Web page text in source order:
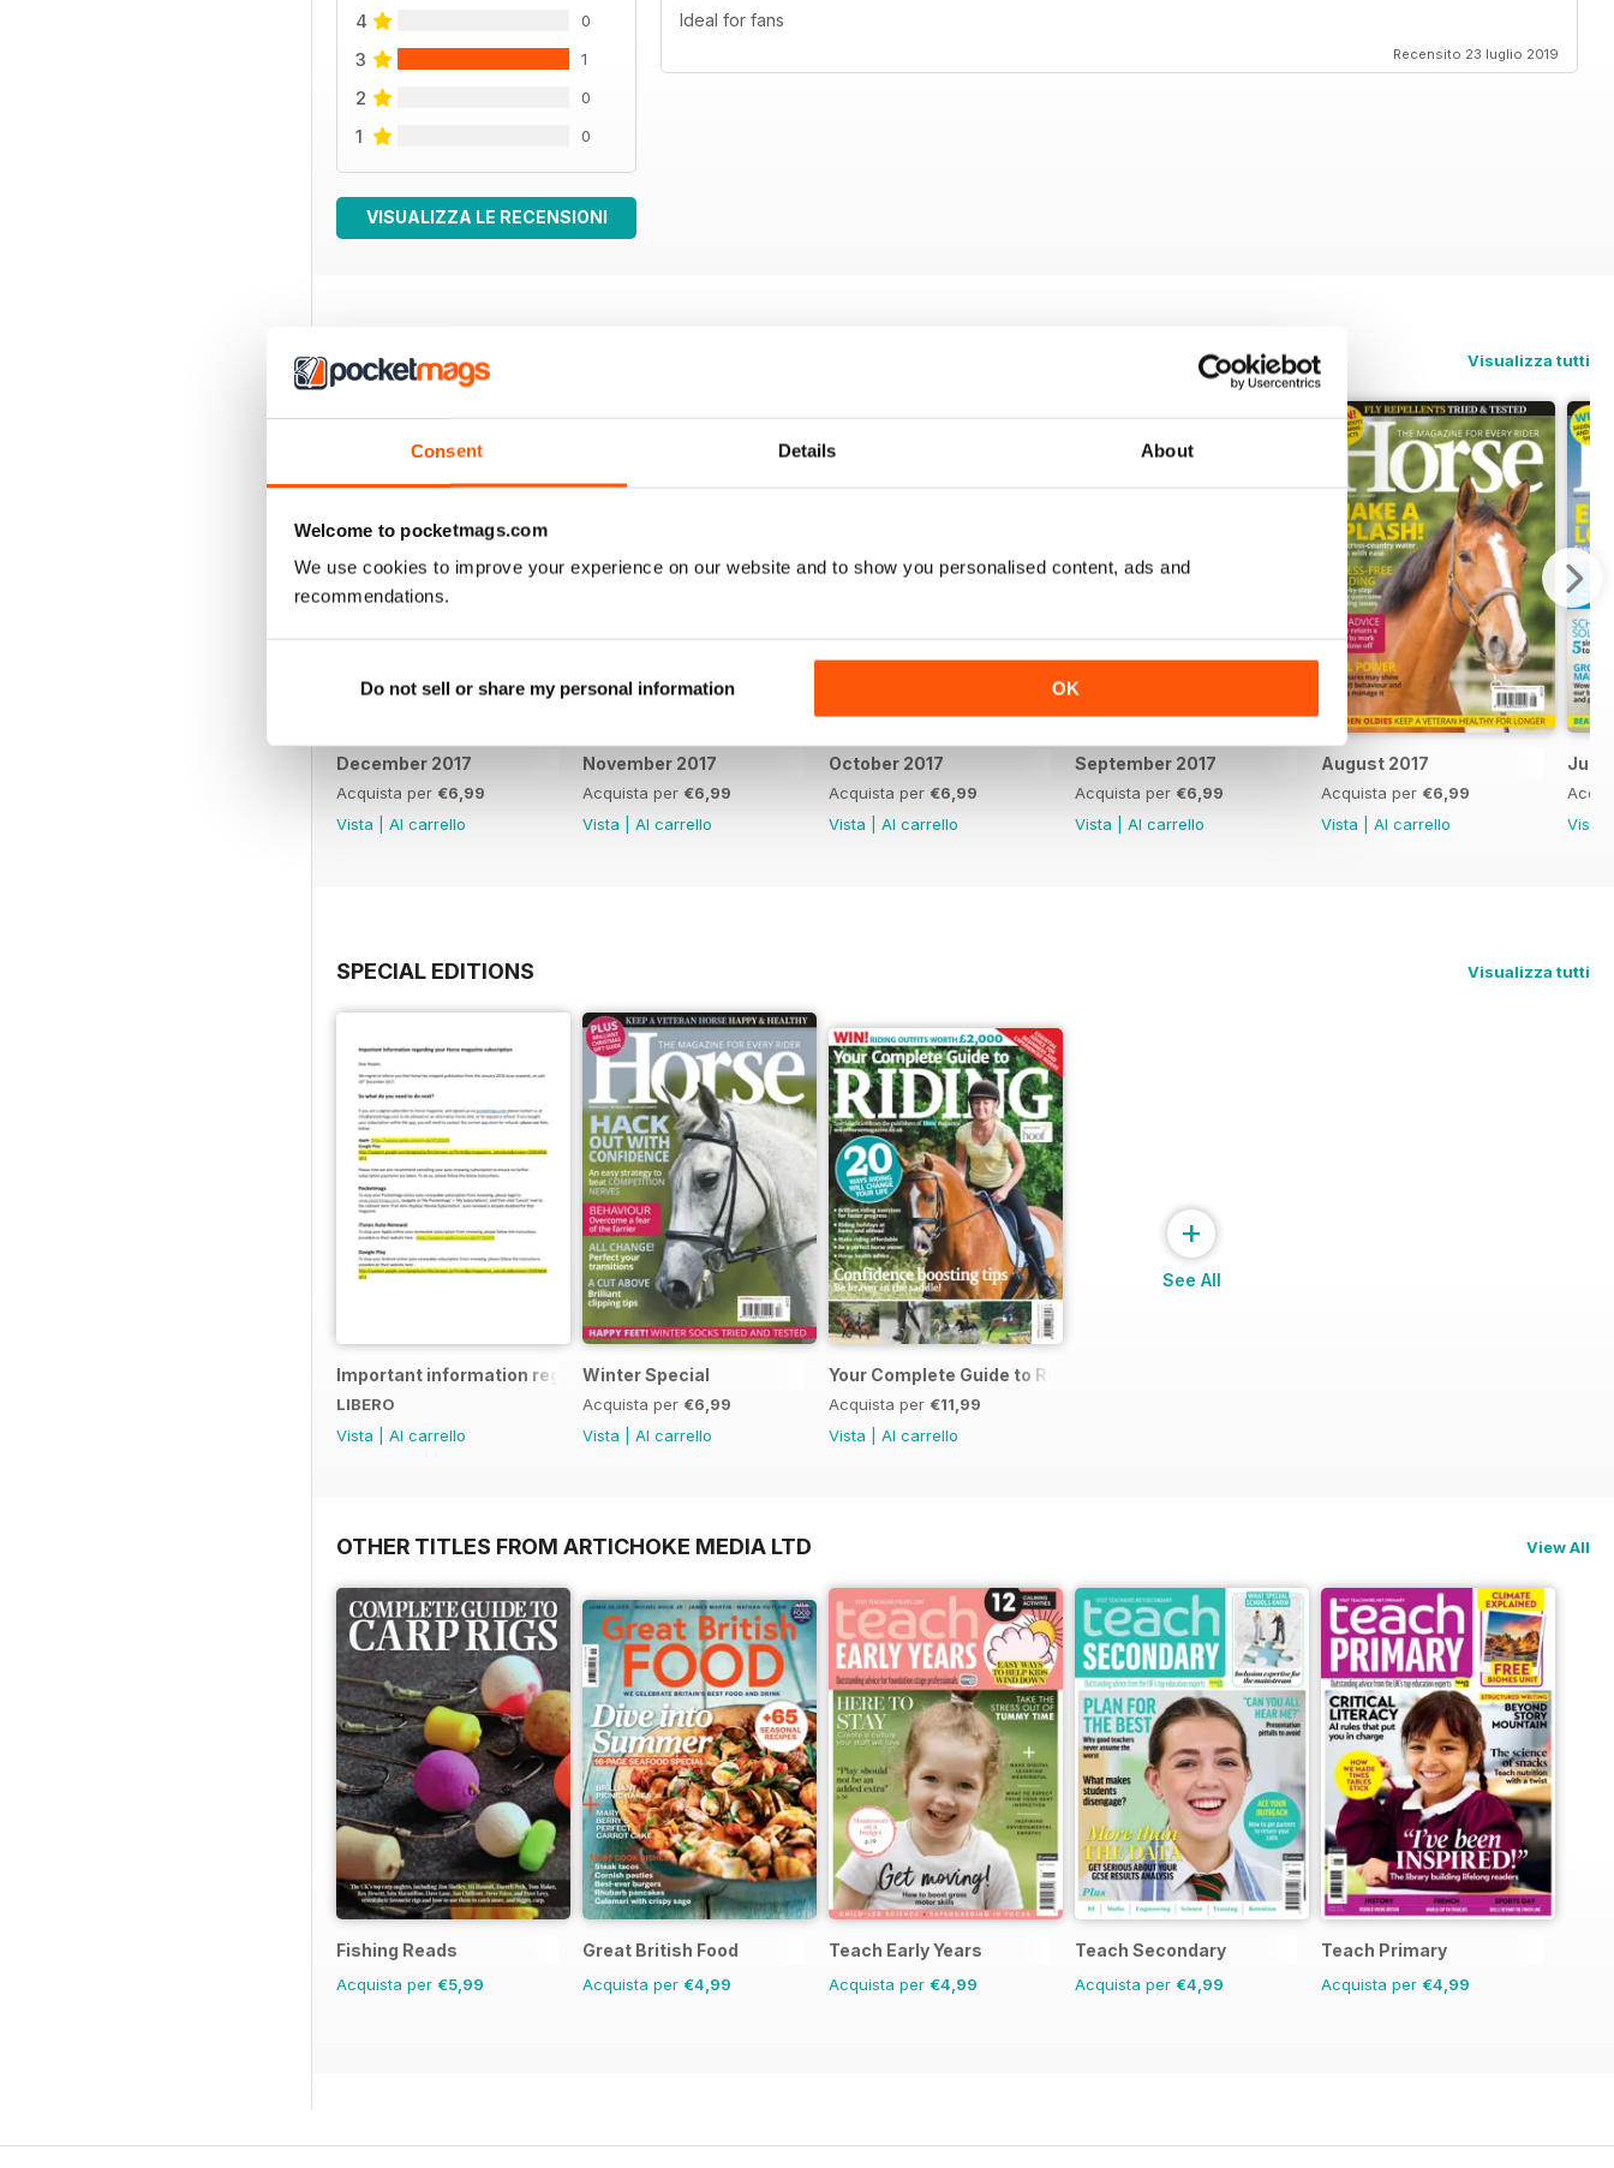
Consent Details About
Welcome to pocketmags.com
We use cookies to improve your experience on our website and to show you personalised content, ads and
recommendations.
Do not sell or share my personal information OK
4 0
3 1
2 0
1 0
VISUALIZZA LE RECENSIONI
Ideal for fans
Recensito 23 luglio 2019
EDIZIONI INDIETRO Visualizza tutti
December 2017
Acquista per €6,99
Vista
Al carrello
November 2017
Acquista per €6,99
Vista
Al carrello
October 2017
Acquista per €6,99
Vista
Al carrello
September 2017
Acquista per €6,99
Vista
Al carrello
August 2017
Acquista per €6,99
Vista
Al carrello
July
Vista
SPECIAL EDITIONS Visualizza tutti
Important information regarding your Horse magazine subscription
LIBERO
Vista
Al carrello
Winter Special
Acquista per €6,99
Vista
Al carrello
Your Complete Guide to Riding
Acquista per €11,99
Vista
Al carrello
+
See All
OTHER TITLES FROM ARTICHOKE MEDIA LTD View All
Fishing Reads
Acquista per €5,99
Great British Food
Acquista per €4,99
Teach Early Years
Acquista per €4,99
Teach Secondary
Acquista per €4,99
Teach Primary
Acquista per €4,99